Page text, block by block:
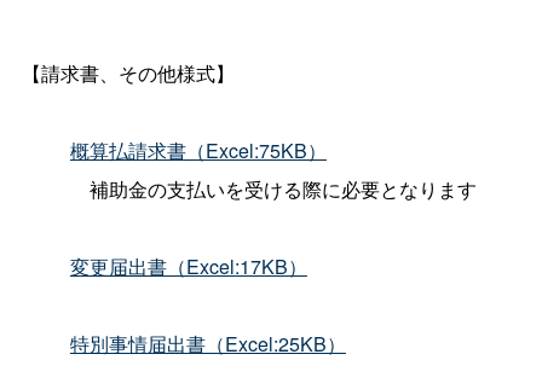
【請求書、その他様式】
概算払請求書（Excel:75KB）
補助金の支払いを受ける際に必要となります
変更届出書（Excel:17KB）
特別事情届出書（Excel:25KB）